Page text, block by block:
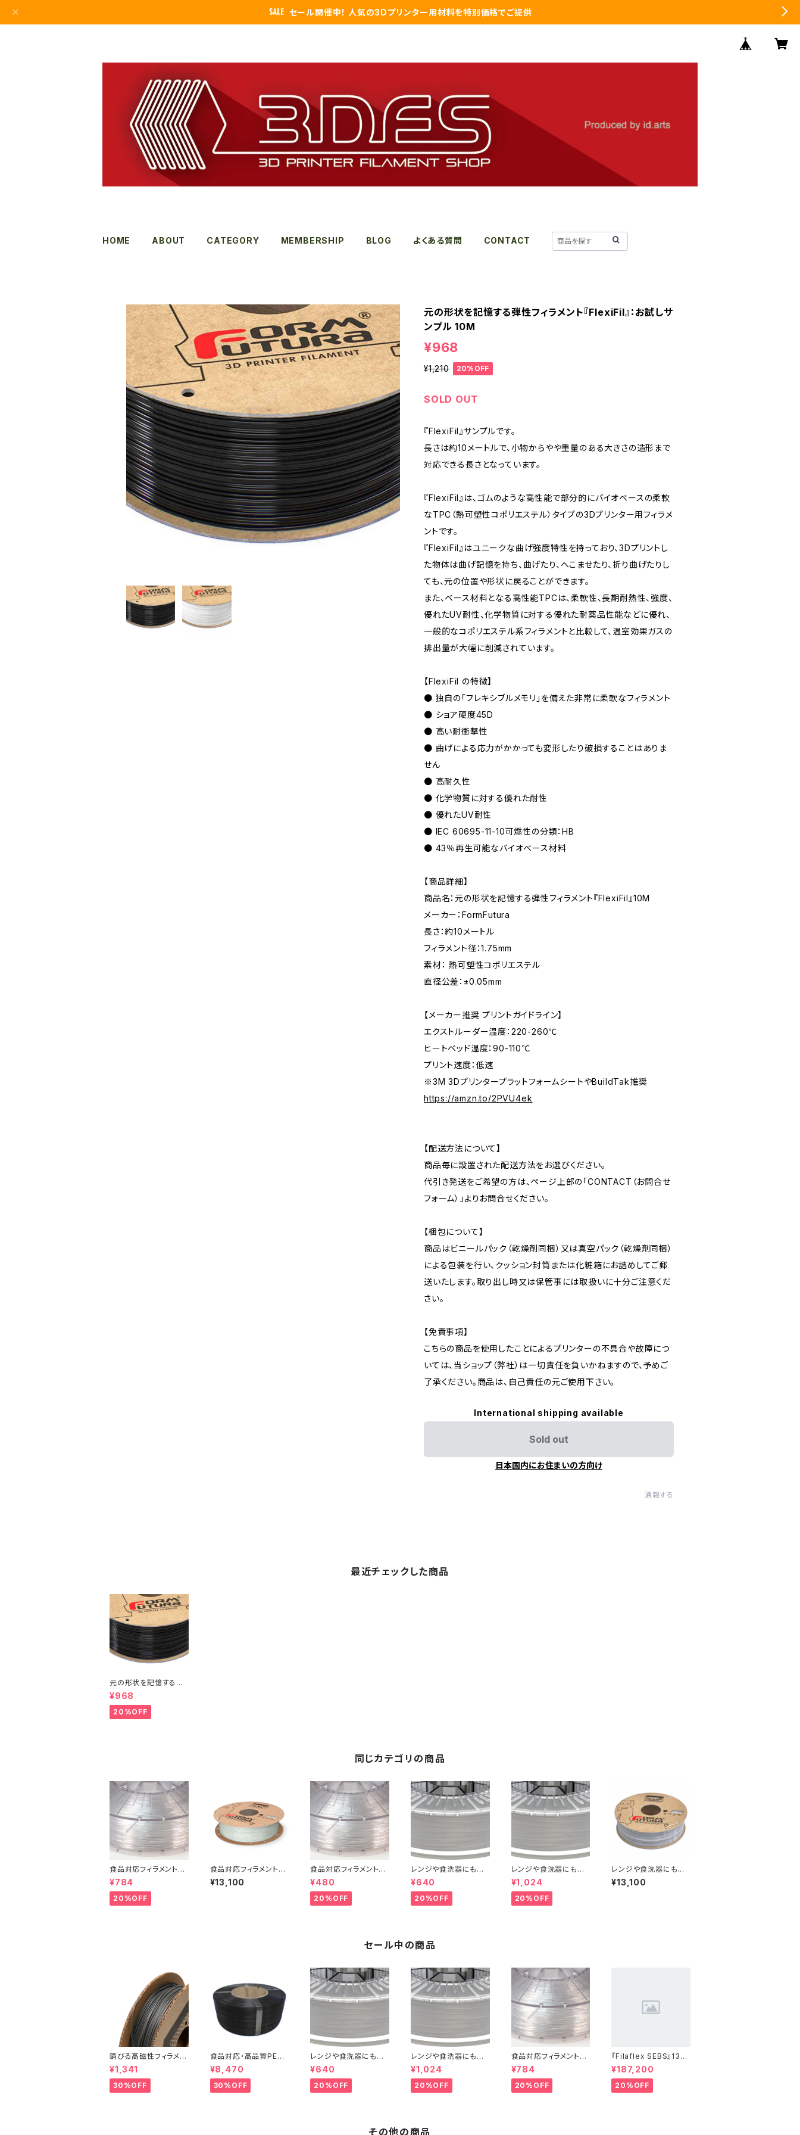
セール開催中！ 人気の3Dプリンター用材料を特別価格でご提供
HOME ABOUT CATEGORY MEMBERSHIP BLOG よくある質問 CONTACT
元の形状を記憶する弾性フィラメント『FlexiFil』：お試しサ
ンプル 10M
¥968
¥1,210 20%OFF
SOLD OUT
『FlexiFil』サンプルです。
長さは約10メートルで、小物からやや重量のある大きさの造形まで
対応できる長さとなっています。
『FlexiFil』は、ゴムのような高性能で部分的にバイオベースの柔軟
なTPC（熱可塑性コポリエステル）タイプの3Dプリンター用フィラメ
ントです。
『FlexiFil』はユニークな曲げ強度特性を持っており、3Dプリントし
た物体は曲げ記憶を持ち、曲げたり、へこませたり、折り曲げたりし
ても、元の位置や形状に戻ることができます。
また、ベース材料となる高性能TPCは、柔軟性、長期耐熱性、強度、
優れたUV耐性、化学物質に対する優れた耐薬品性能などに優れ、
一般的なコポリエステル系フィラメントと比較して、温室効果ガスの
排出量が大幅に削減されています。
【FlexiFil の特徴】
● 独自の「フレキシブルメモリ」を備えた非常に柔軟なフィラメント
● ショア硬度45D
● 高い耐衝撃性
● 曲げによる応力がかかっても変形したり破損することはありま
せん
● 高耐久性
● 化学物質に対する優れた耐性
● 優れたUV耐性
● IEC 60695-11-10可燃性の分類：HB
● 43％再生可能なバイオベース材料
【商品詳細】
商品名：元の形状を記憶する弾性フィラメント『FlexiFil』10M
メーカー：FormFutura
長さ：約10メートル
フィラメント径：1.75mm
素材： 熱可塑性コポリエステル
直径公差：±0.05mm
【メーカー推奨 プリントガイドライン】
エクストルーダー温度：220-260℃
ヒートベッド温度：90-110℃
プリント速度：低速
※3M 3DプリンタープラットフォームシートやBuildTak推奨
https://amzn.to/2PVU4ek
【配送方法について】
商品毎に設置された配送方法をお選びください。
代引き発送をご希望の方は、ページ上部の「CONTACT（お問合せ
フォーム）」よりお問合せください。
【梱包について】
商品はビニールパック（乾燥剤同梱）又は真空パック（乾燥剤同梱）
による包装を行い、クッション封筒または化粧箱にお詰めしてご郵
送いたします。取り出し時又は保管事には取扱いに十分ご注意くだ
さい。
【免責事項】
こちらの商品を使用したことによるプリンターの不具合や故障につ
いては、当ショップ（弊社）は一切責任を負いかねますので、予めご
了承ください。商品は、自己責任の元ご使用下さい。
International shipping available
Sold out
日本国内にお住まいの方向け
通報する
最近チェックした商品
元の形状を記憶する弾
性フィラメント『FlexiFi
l』：お試しサンプル 10M
¥968
20%OFF
同じカテゴリの商品
食品対応フィラメント『H
Dglass』：お試しサンプ
ル 10M
¥784
20%OFF
食品対応フィラメント『H
Dglass』
¥13,100
食品対応フィラメント『H
Dglass』：お試しサンプ
ル 5M
¥480
20%OFF
レンジや食洗器にも対
応した『Centaur PP』：
お試しサンプル 5M
¥640
20%OFF
レンジや食洗器にも対
応した『Centaur PP』：
お試しサンプル 10M
¥1,024
20%OFF
レンジや食洗器にも対
応した『Centaur PP』
¥13,100
セール中の商品
錆びる高磁性フィラメン
ト『Iron-filled Metal
Composite PLA』：お
試しサンプル 10M
¥1,341
30%OFF
食品対応・高品質PETG
フィラメント『EasyFil e
PETG（Bambu Coil）』
¥8,470
30%OFF
レンジや食洗器にも対
応した『Centaur PP』：
お試しサンプル 5M
¥640
20%OFF
レンジや食洗器にも対
応した『Centaur PP』：
お試しサンプル 10M
¥1,024
20%OFF
食品対応フィラメント『H
Dglass』：お試しサンプ
ル 10M
¥784
20%OFF
『Filaflex SEBS』13巻
セット
¥187,200
20%OFF
その他の商品